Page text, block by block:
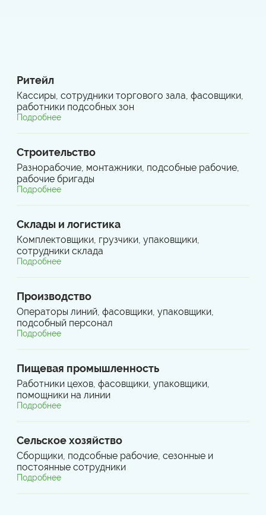
Ритейл
Кассиры, сотрудники торгового зала, фасовщики,
работники подсобных зон
Подробнее
Строительство
Разнорабочие, монтажники, подсобные рабочие,
рабочие бригады
Подробнее
Склады и логистика
Комплектовщики, грузчики, упаковщики,
сотрудники склада
Подробнее
Производство
Операторы линий, фасовщики, упаковщики,
подсобный персонал
Подробнее
Пищевая промышленность
Работники цехов, фасовщики, упаковщики,
помощники на линии
Подробнее
Сельское хозяйство
Сборщики, подсобные рабочие, сезонные и
постоянные сотрудники
Подробнее